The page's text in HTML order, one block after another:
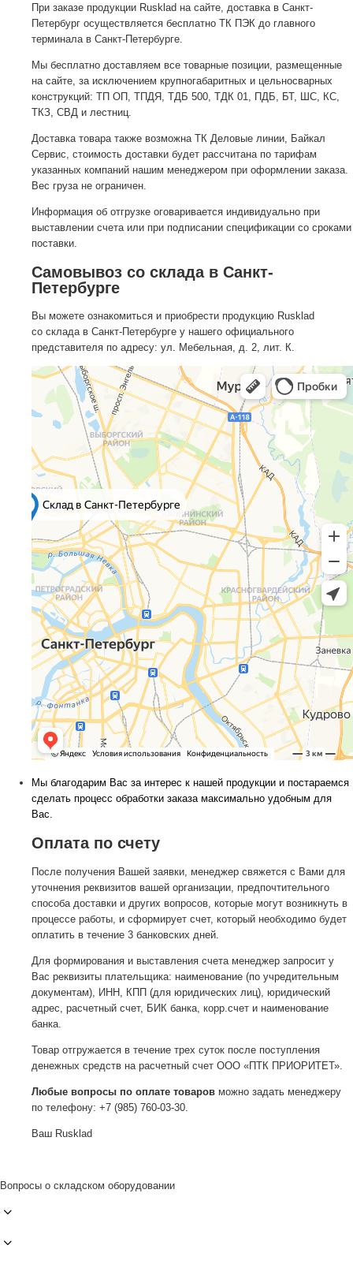
При заказе продукции Rusklad на сайте, доставка в Санкт-
Петербург осуществляется бесплатно ТК ПЭК до главного
терминала в Санкт-Петербурге.
Мы бесплатно доставляем все товарные позиции, размещенные
на сайте, за исключением крупногабаритных и цельносварных
конструкций: ТП ОП, ТПДЯ, ТДБ 500, ТДК 01, ПДБ, БТ, ШС, КС,
ТКЗ, СВД и лестниц.
Доставка товара также возможна ТК Деловые линии, Байкал
Сервис, стоимость доставки будет рассчитана по тарифам
указанных компаний нашим менеджером при оформлении заказа.
Вес груза не ограничен.
Информация об отгрузке оговаривается индивидуально при
выставлении счета или при подписании спецификации со сроками
поставки.
Самовывоз со склада в Санкт-
Петербурге
Вы можете ознакомиться и приобрести продукцию Rusklad
со склада в Санкт-Петербурге у нашего официального
представителя по адресу: ул. Мебельная, д. 2, лит. К.
Мы благодарим Вас за интерес к нашей продукции и постараемся
сделать процесс обработки заказа максимально удобным для
Вас.
Оплата по счету
После получения Вашей заявки, менеджер свяжется с Вами для
уточнения реквизитов вашей организации, предпочтительного
способа доставки и других вопросов, которые могут возникнуть в
процессе работы, и сформирует счет, который необходимо будет
оплатить в течение 3 банковских дней.
Для формирования и выставления счета менеджер запросит у
Вас реквизиты плательщика: наименование (по учредительным
документам), ИНН, КПП (для юридических лиц), юридический
адрес, расчетный счет, БИК банка, корр.счет и наименование
банка.
Товар отгружается в течение трех суток после поступления
денежных средств на расчетный счет ООО «ПТК ПРИОРИТЕТ».
Любые вопросы по оплате товаров можно задать менеджеру
по телефону: +7 (985) 760-03-30.
Ваш Rusklad
Вопросы о складском оборудовании